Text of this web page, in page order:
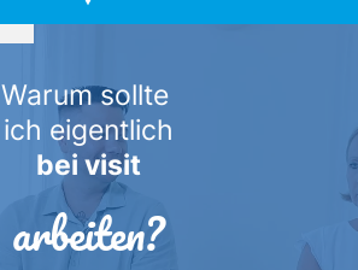
Warum sollte
ich eigentlich
bei visit
arbeiten?